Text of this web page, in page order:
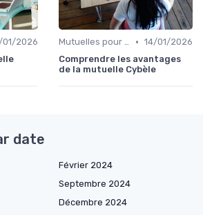
01/2026
Mutuelles pour Particuliers • 14/01/2026
Comprendre les avantages
de la mutuelle Cybèle
date
Février 2024
Septembre 2024
Décembre 2024